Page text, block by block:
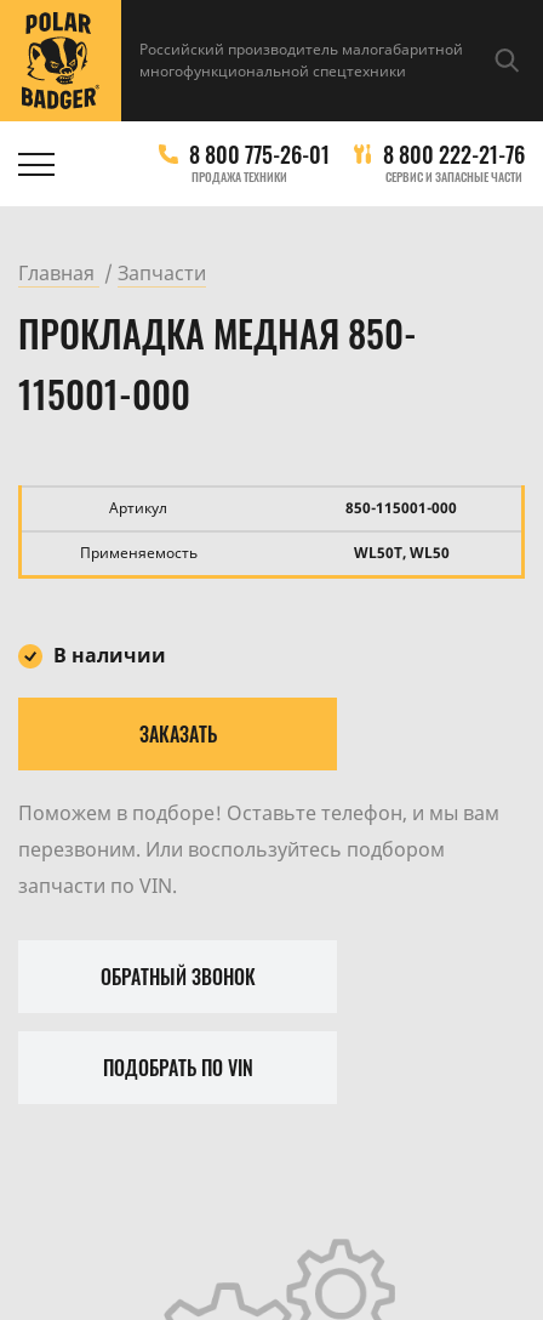
Российский производитель малогабаритной
многофункциональной спецтехники
8 800 775-26-01
ПРОДАЖА ТЕХНИКИ
8 800 222-21-76
СЕРВИС И ЗАПАСНЫЕ ЧАСТИ
Главная Запчасти
ПРОКЛАДКА МЕДНАЯ 850-
115001-000
Артикул 850-115001-000
Применяемость WL50T, WL50
В наличии
ЗАКАЗАТЬ
Поможем в подборе! Оставьте телефон, и мы вам
перезвоним. Или воспользуйтесь подбором
запчасти по VIN.
ОБРАТНЫЙ ЗВОНОК
ПОДОБРАТЬ ПО VIN